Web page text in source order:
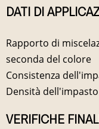
DATI DI
Rapporto di
seconda del colore
Consistenza
Densità dell'impasto
VERIFICHE FINALI